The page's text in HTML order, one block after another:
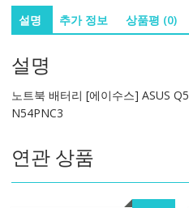
[에
이
스]
ASUS
Q501L
Q501LA
N54PNC3
수
량
설명 추가 정보 상품평 (0)
설명
노트북 배터리 [에이수스] ASUS
N54PNC3
연관 상품